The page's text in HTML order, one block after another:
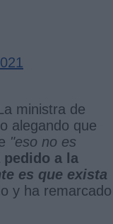
ministra de
alegando que
"eso no es
pedido a la
es que exista
y ha remarcado